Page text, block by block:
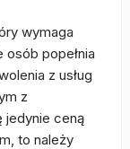
wymaga
popełnia
z usług
z
jedynie ceną
to należy